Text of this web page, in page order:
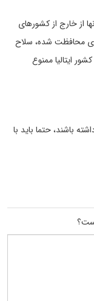
از خارج از کشورهای
محافظت شده، سلاح
ایتالیا ممنوع
بیش از 50 سال قدمت داشته باشند، حتما باید با